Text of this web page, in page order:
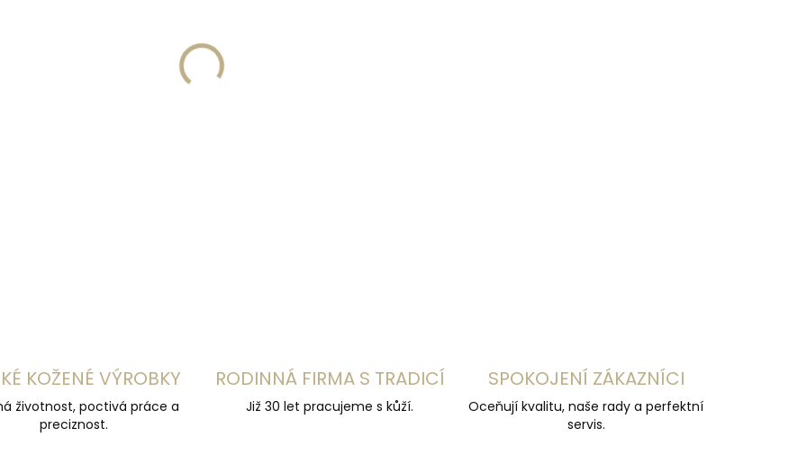
KOŽENÉ VÝROBKY
životnost, poctivá práce a
preciznost.
RODINNÁ FIRMA S TRADICÍ
Již 30 let pracujeme s kůží.
SPOKOJENÍ ZÁKAZNÍCI
Oceňují kvalitu, naše rady a perfektní
servis.